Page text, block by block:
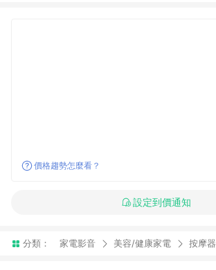
價格趨勢怎麼看？
設定到價通知
分類： 家電影音 美容/健康家電 按摩器